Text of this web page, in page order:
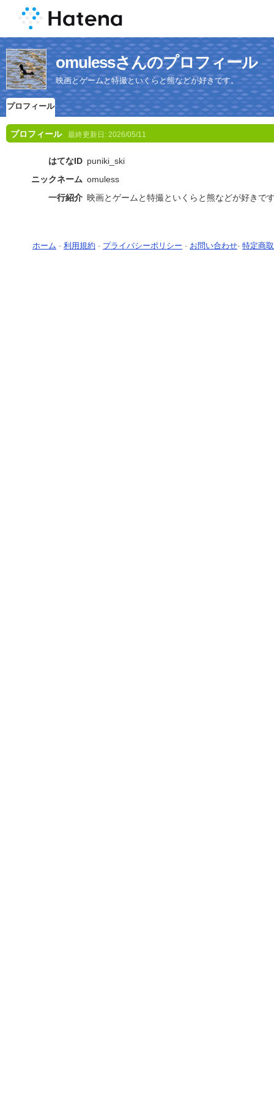
omulessさんのプロフィール
映画とゲームと特撮といくらと熊などが好きです。
プロフィール
プロフィール 最終更新日: 2026/05/11
はてなID puniki_ski
ニックネーム omuless
一行紹介 映画とゲームと特撮といくらと熊などが好きで
ホーム - 利用規約 - プライバシーポリシー - お問い合わせ- 特定商